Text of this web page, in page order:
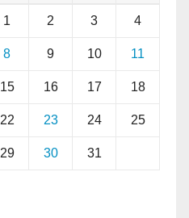
1 2 3 4
8 9 10 11
15 16 17 18
22 23 24 25
29 30 31